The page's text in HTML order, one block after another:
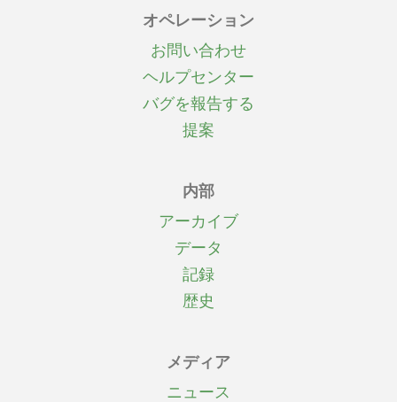
オペレーション
お問い合わせ
ヘルプセンター
バグを報告する
提案
内部
アーカイブ
データ
記録
歴史
メディア
ニュース